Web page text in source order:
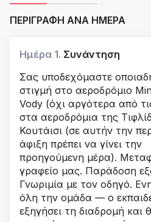
ΠΕΡΙΓΡΑΦΉ ΑΝΆ ΗΜΈΡΑ
Ημέρα 1. Συνάντηση
Σας υποδεχόμαστε
στιγμή στο αεροδρόμιο
Vody (όχι αργότερα από
στα αεροδρόμια της
Κουτάισι (σε αυτήν την
άφιξη πρέπει να γίνει την
προηγούμενη μέρα).
γραφείο μας. Παράδοση
Γνωριμία με τον οδηγό.
όλη την ομάδα — ο
εξηγήσει τη διαδρομή και